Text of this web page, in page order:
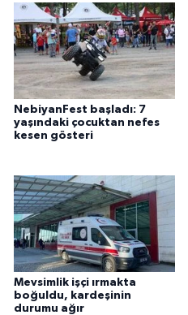
NebiyanFest başladı: 7
yaşındaki çocuktan nefes
kesen gösteri
Mevsimlik işçi ırmakta
boğuldu, kardeşinin
durumu ağır